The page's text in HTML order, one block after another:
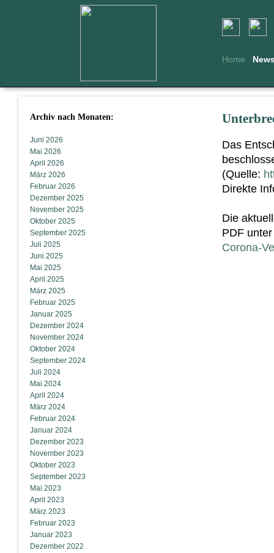
Home
Archiv nach Monaten:
Juni 2026
Mai 2026
April 2026
März 2026
Februar 2026
Dezember 2025
November 2025
Oktober 2025
September 2025
Juli 2025
Juni 2025
Mai 2025
April 2025
März 2025
Februar 2025
Januar 2025
Dezember 2024
November 2024
Oktober 2024
September 2024
Juli 2024
Mai 2024
April 2024
März 2024
Februar 2024
Januar 2024
Dezember 2023
November 2023
Oktober 2023
September 2023
Mai 2023
April 2023
März 2023
Februar 2023
Januar 2023
Dezember 2022
Das
(Quelle:
Direkte
Die
PDF
Corona-